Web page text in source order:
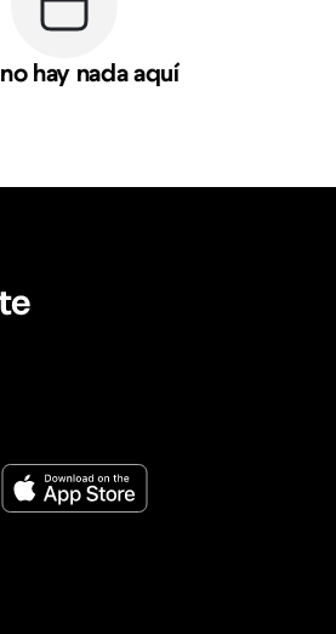
hay nada aquí